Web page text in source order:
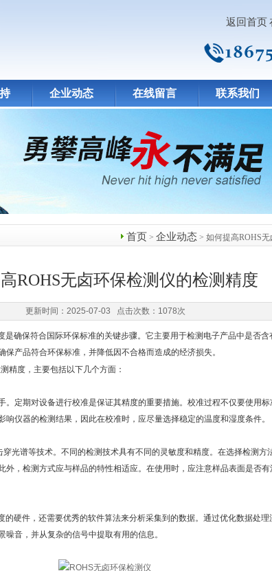
返回首页
企业动态 在线留言 联系我们
首页 > 企业动态 > 如何提高ROHS
ROHS无卤环保检测仪的检测精度
更新时间：2025-07-03 点击次数：1078次
确保符合国际环保标准的关键步骤。它主要用于检测电子产品中是否含
产品符合环保标准，并降低因不合格而造成的经济损失。
精度，主要包括以下几个方面：
定期对设备进行校准是保证其精度的重要措施。校准过程不仅要使用标
仪器的检测结果，因此在校准时，应尽量选择稳定的温度和湿度条件。
谱等技术。不同的检测技术具有不同的灵敏度和精度。在选择检测方
外，检测方式应与样品的特性相适应。在使用时，应注意样品表面是否
件，还需要优秀的软件算法来分析采集到的数据。通过优化数据处理
音，并从复杂的信号中提取有用的信息。